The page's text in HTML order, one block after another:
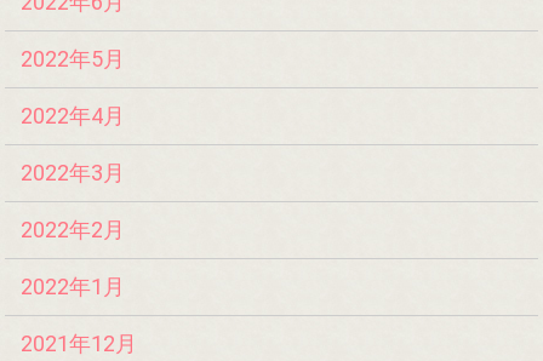
2022年5月
2022年4月
2022年3月
2022年2月
2022年1月
2021年12月